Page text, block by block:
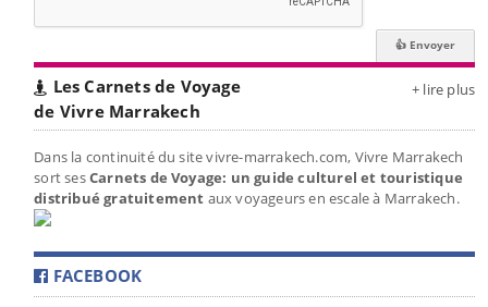
Les Carnets de Voyage
de Vivre Marrakech
+ lire plus
Dans la continuité du site vivre-marrakech.com, Vivre Marrakech
sort sesCarnets de Voyage: un guide culturel et touristique
distribué gratuitement aux voyageurs en escale à Marrakech.
FACEBOOK